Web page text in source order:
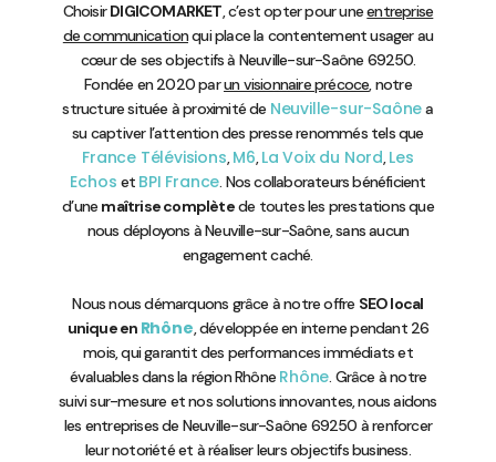
ChoisirDIGICOMARKET, c’est opter pour uneentreprise
de communicationqui place la contentement usager au
cœur de ses objectifs à Neuville-sur-Saône 69250.
Fondée en 2020 parun visionnaire précoce, notre
structure située à proximité de Neuville-sur-Saônea
su captiver l’attention des presse renommés tels que
France Télévisions,M6,La Voix du Nord,Les
Echos et BPI France. Nos collaborateurs bénéficient
d’une maîtrise complètede toutes les prestations que
nous déployons à Neuville-sur-Saône, sans aucun
engagement caché.
Nous nous démarquons grâce à notre offre SEO local
unique en Rhône, développée en interne pendant 26
mois, qui garantit des performances immédiats et
évaluables dans la région Rhône Rhône. Grâce à notre
suivi sur-mesure et nos solutions innovantes, nous aidons
les entreprises de Neuville-sur-Saône 69250 à renforcer
leur notoriété et à réaliser leurs objectifs business.